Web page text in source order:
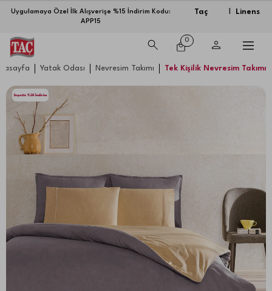
Uygulamaya Özel İlk Alışverişe %15 İndirim Kodu:
APP15
Taç Linens
0
Yatak Odası Nevresim Takımı Tek Kişilik Nevresim Takımı